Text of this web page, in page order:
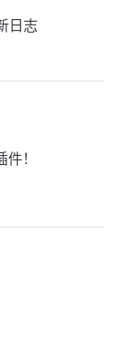
日志
！